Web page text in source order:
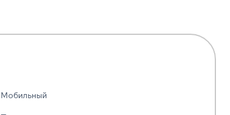
Мобильный